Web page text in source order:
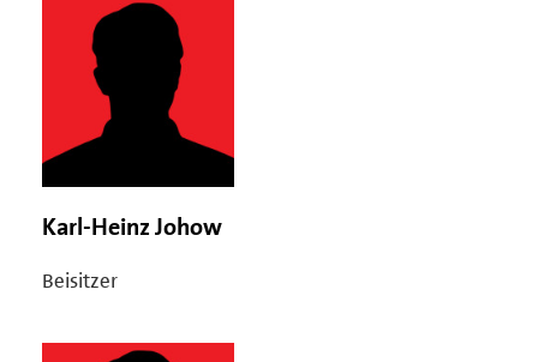
Karl-Heinz Johow
Beisitzer